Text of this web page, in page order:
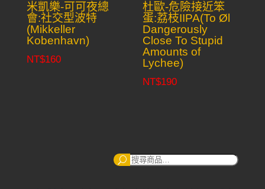
米凱樂-可可夜總
會:社交型波特
(Mikkeller
Kobenhavn)
NT$160
杜歐-危險接近笨
蛋:荔枝IIPA(To Øl
Dangerously
Close To Stupid
Amounts of
Lychee)
NT$190
搜